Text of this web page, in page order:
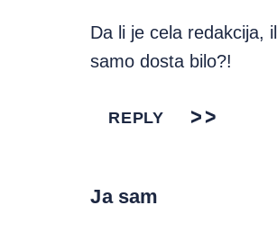
Da li je cela redakcija,
samo dosta bilo?!
REPLY
Ja sam